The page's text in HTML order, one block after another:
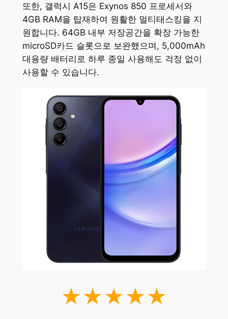
또한, 갤럭시 A15은 Exynos 850 프로세서와
4GB RAM을 탑재하여 원활한 멀티태스킹을 지
원합니다. 64GB 내부 저장공간을 확장 가능한
microSD카드 슬롯으로 보완했으며, 5,000mAh
대용량 배터리로 하루 종일 사용해도 걱정 없이
사용할 수 있습니다.
★★★★★